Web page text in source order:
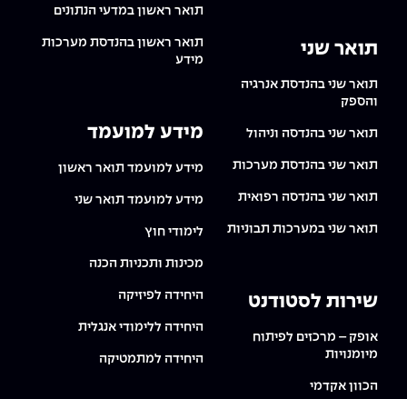
תואר שני
תואר שני בהנדסת אנרגיה
והספק
תואר שני בהנדסה וניהול
תואר שני בהנדסת מערכות
תואר שני בהנדסה רפואית
תואר שני במערכות תבוניות
שירות לסטודנט
אופק – מרכזים לפיתוח
מיומנויות
הכוון אקדמי
תואר ראשון במדעי הנתונים
תואר ראשון בהנדסת מערכות
מידע
מידע למועמד
מידע למועמד תואר ראשון
מידע למועמד תואר שני
לימודי חוץ
מכינות ותכניות הכנה
היחידה לפיזיקה
היחידה ללימודי אנגלית
היחידה למתמטיקה